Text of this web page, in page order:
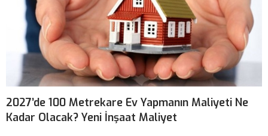
2027’de 100 Metrekare Ev Yapmanın Maliyeti Ne
Kadar Olacak? Yeni İnşaat Maliyet